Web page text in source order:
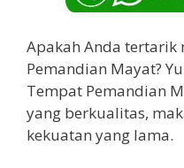
Apakah Anda
Pemandian Mayat?
Tempat Pemandian
yang berkualitas,
kekuatan yang lama.